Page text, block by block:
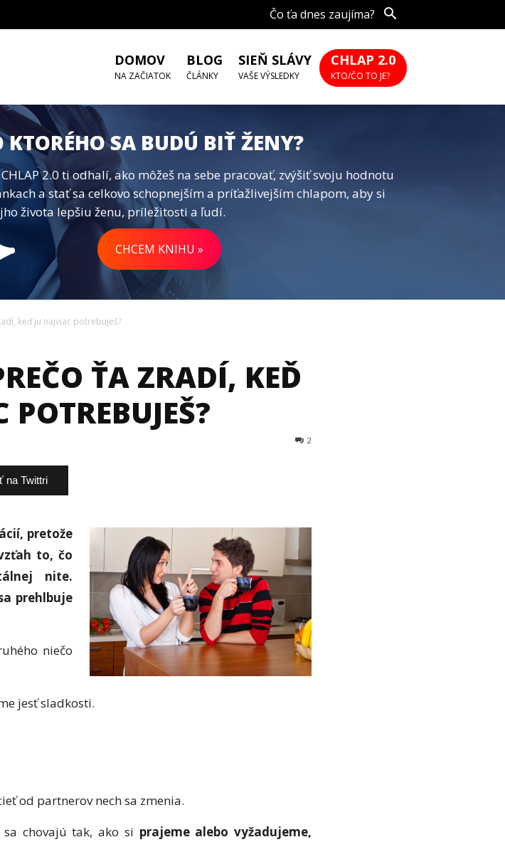
Čo ťa dnes zaujíma?
DOMOV
NA ZAČIATOK
BLOG
ČLÁNKY
SIEŇ SLÁVY
VAŠE VÝSLEDKY
CHLAP 2.0
KTO/ČO TO JE?
KTORÉHO SA BUDÚ BIŤ ŽENY?
2.0 ti odhalí, ako môžeš na sebe pracovať, zvýšiť svoju hodnotu
a stať sa celkovo schopnejším a príťažlivejším chlapom, aby si
života lepšiu ženu, príležitosti a ľudí.
CHCEM KNIHU »
keď ju najviac potrebuješ?
ŤA ZRADÍ, KEĎ
2
na Twittri
pretože
to, čo
nite.
prehlbuje
niečo
jesť sladkosti.
od partnerov nech sa zmenia.
sa chovajú tak, ako si prajeme alebo vyžadujeme,